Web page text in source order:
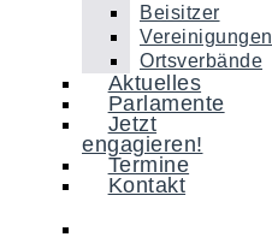
Beisitzer
Vereinigungen
Ortsverbände
Aktuelles
Parlamente
Jetzt
engagieren!
Termine
Kontakt